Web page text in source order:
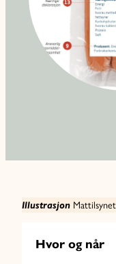
Illustrasjon Mattilsynet
Hvor og når